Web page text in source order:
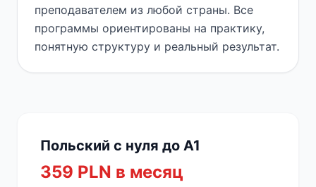
преподавателем из любой страны. Все
программы ориентированы на практику,
понятную структуру и реальный результат.
Польский с нуля до A1
359 PLN в месяц